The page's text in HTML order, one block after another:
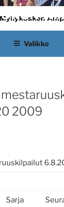
Valikko
2009
Sarja